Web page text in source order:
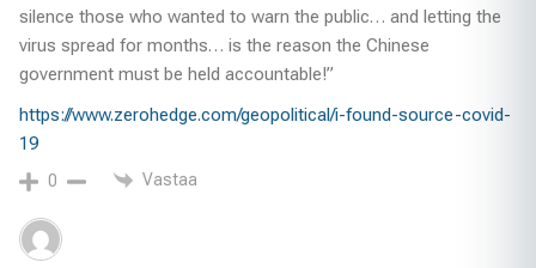
silence those who wanted to warn the public… and letting the
virus spread for months… is the reason the Chinese
government must be held accountable!”
https://www.zerohedge.com/geopolitical/i-found-source-covid-
19
0 Vastaa